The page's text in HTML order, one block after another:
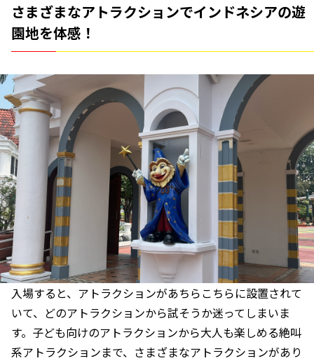
さまざまなアトラクションでインドネシアの遊
園地を体感！
入場すると、アトラクションがあちらこちらに設置されて
いて、どのアトラクションから試そうか迷ってしまいま
す。子ども向けのアトラクションから大人も楽しめる絶叫
系アトラクションまで、さまざまなアトラクションがあり